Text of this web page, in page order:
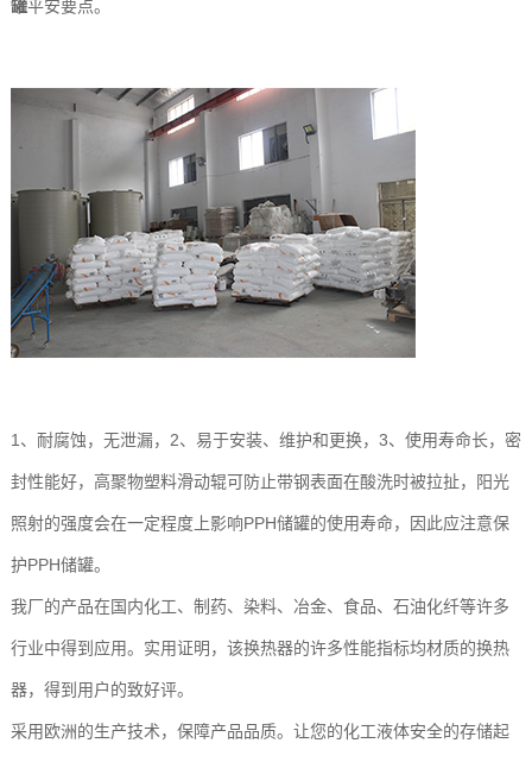
罐平安要点。
1、耐腐蚀，无泄漏，2、易于安装、维护和更换，3、使用寿命长，密
封性能好，高聚物塑料滑动辊可防止带钢表面在酸洗时被拉扯，阳光
照射的强度会在一定程度上影响PPH储罐的使用寿命，因此应注意保
护PPH储罐。
我厂的产品在国内化工、制药、染料、冶金、食品、石油化纤等许多
行业中得到应用。实用证明，该换热器的许多性能指标均材质的换热
器，得到用户的致好评。
采用欧洲的生产技术，保障产品品质。让您的化工液体安全的存储起